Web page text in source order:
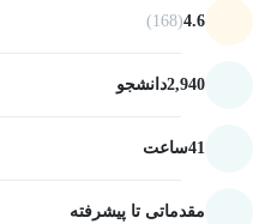
4.6
(168)
2,940دانشجو
41ساعت
مقدماتی تا پیشرفته